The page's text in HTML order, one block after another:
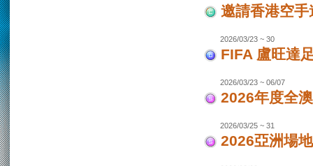
邀請香港空
2026/03/23 ~ 30
FIFA 盧旺達
2026/03/23 ~ 06/07
2026年度全
2026/03/25 ~ 31
2026亞洲場